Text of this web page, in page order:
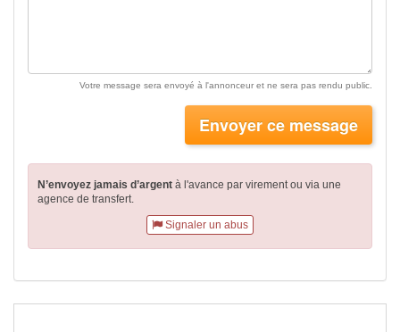
Votre message sera envoyé à l'annonceur et ne sera pas rendu public.
Envoyer ce message
N’envoyez jamais d’argent à l'avance par virementou via une
agence de transfert.
Signaler un abus